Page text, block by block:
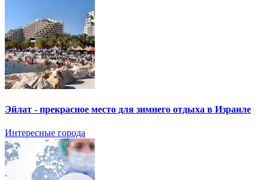
Эйлат - прекрасное место для зимнего отдыха в Израиле
Интересные города